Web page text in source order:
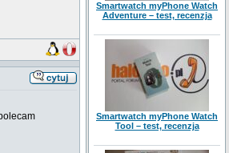
Smartwatch myPhone Watch
Adventure – test, recenzja
Smartwatch myPhone Watch
Tool – test, recenzja